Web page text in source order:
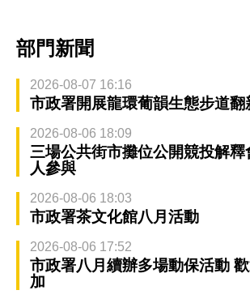
部門新聞
2026-08-07 16:16
市政署開展龍環葡韻生態步道翻
2026-08-06 18:09
三場公共街市攤位公開競投解
人參與
2026-08-06 18:03
市政署茶文化館八月活動
2026-08-06 17:52
市政署八月續辦多場動保活動
加